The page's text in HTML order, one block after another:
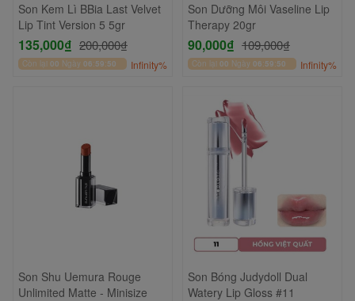
Son Kem Lì BBia Last Velvet
Lip Tint Version 5 5gr
135,000₫ 200,000₫
Còn lại 00 Ngày 06:59:50 Infinity%
Son Dưỡng Môi Vaseline Lip
Therapy 20gr
90,000₫ 109,000₫
Còn lại 00 Ngày 06:59:50 Infinity%
Son Shu Uemura Rouge
Unlimited Matte - Minisize
Son Bóng Judydoll Dual
Watery Lip Gloss #11